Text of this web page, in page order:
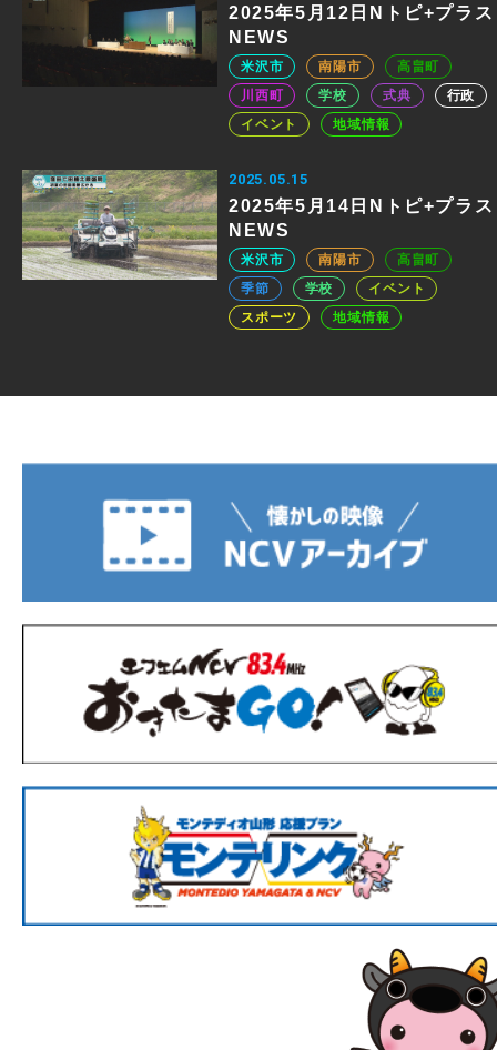
2025年5月12日Nトピ+プラス
NEWS
米沢市 南陽市
高畠町
川西町
学校 式典
行政
イベント
地域情報
2025.05.15
2025年5月14日Nトピ+プラス
NEWS
米沢市 南陽市
高畠町
季節
学校
イベント
スポーツ
地域情報